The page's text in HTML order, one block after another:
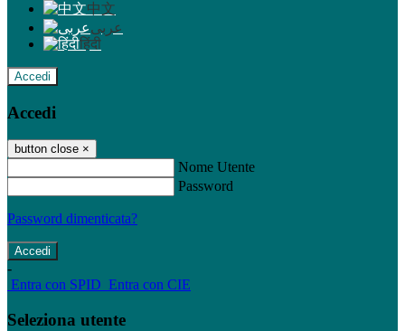
中文
عربى
हिंदी
Accedi
Accedi
button close ×
Nome Utente
Password
Password dimenticata?
-
Entra con SPID Entra con CIE
Seleziona utente